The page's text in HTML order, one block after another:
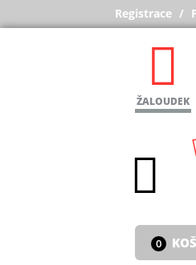
Registrace
ŽALOUDEK
0